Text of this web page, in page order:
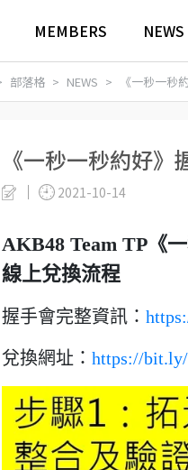
MEMBERS NEWS
部落格 NEWS 《一秒一秒
《一秒一秒約好
2021-10-14
AKB48 Team TP《
線上兌換流程
握手會完整資訊：
兌換網址： https://